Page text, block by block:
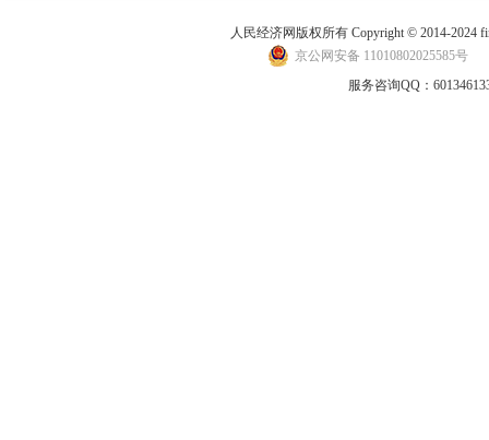
人民经济网版权所有 Copyright © 2014-2024
京公网安备 11010802025585号
服务咨询QQ：